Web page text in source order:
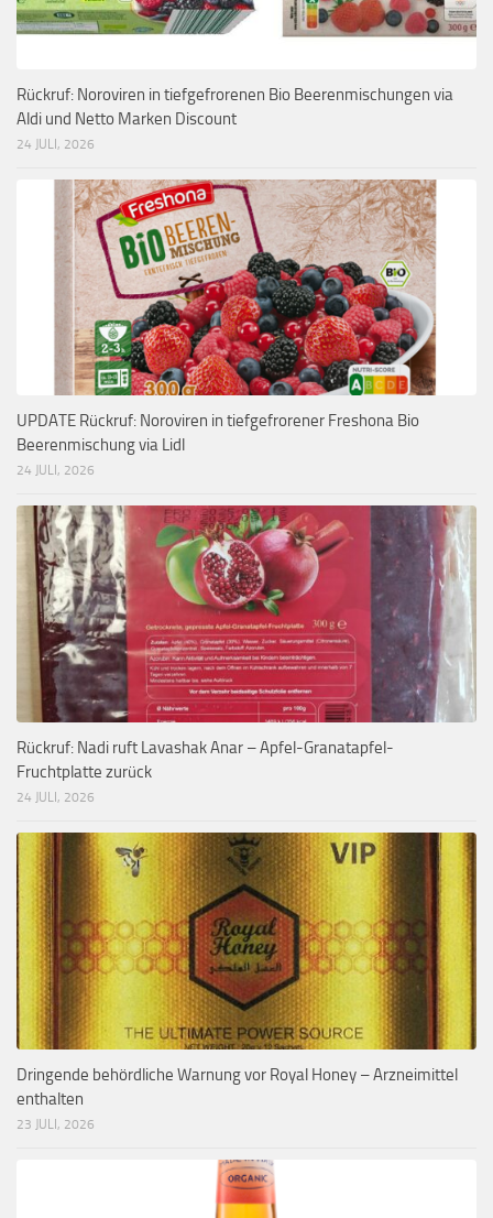
Rückruf: Noroviren in tiefgefrorenen Bio Beerenmischungen via
Aldi und Netto Marken Discount
24 JULI, 2026
UPDATE Rückruf: Noroviren in tiefgefrorener Freshona Bio
Beerenmischung via Lidl
24 JULI, 2026
Rückruf: Nadi ruft Lavashak Anar – Apfel-Granatapfel-
Fruchtplatte zurück
24 JULI, 2026
Dringende behördliche Warnung vor Royal Honey – Arzneimittel
enthalten
23 JULI, 2026